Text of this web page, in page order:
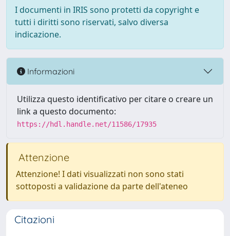
I documenti in IRIS sono protetti da copyright e
tutti i diritti sono riservati, salvo diversa
indicazione.
Informazioni
Utilizza questo identificativo per citare o creare un
link a questo documento:
https://hdl.handle.net/11586/17935
Attenzione
Attenzione! I dati visualizzati non sono stati
sottoposti a validazione da parte dell'ateneo
Citazioni